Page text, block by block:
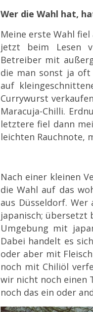
Wer die Wahl hat,
Meine erste Wahl fiel
jetzt beim Lesen
Betreiber mit
die man sonst ja oft
auf
Currywurst
Maracuja-Chilli.
letztere fiel dann
leichten Rauchnote,
Nach einer kleinen
die Wahl auf das
aus Düsseldorf.
japanisch; übersetzt
Umgebung mit
Dabei handelt es
oder aber mit
noch mit Chiliöl
wir nicht noch einen
noch das ein oder